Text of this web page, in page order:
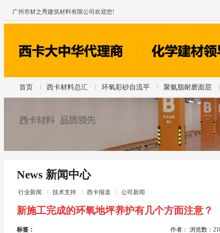
广州市材之秀建筑材料有限公司欢迎您!
首页 西卡材料总汇 环氧彩砂自流平 聚氨脂耐磨面层
News 新闻中心
行业新闻 技术支持 西卡报道 公司新闻
新施工完成的环氧地坪养护有几个方面注意？
标签： 作者： 浏览数：